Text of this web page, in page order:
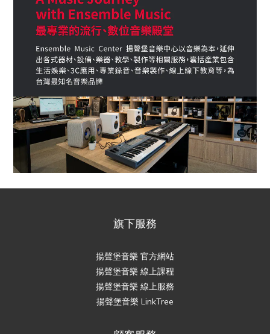
旗下服務
揚聲堡音樂 官方網站
揚聲堡音樂 線上課程
揚聲堡音樂 線上服務
揚聲堡音樂 LinkTree